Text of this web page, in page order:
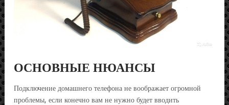
ОСНОВНЫЕ НЮАНСЫ
Подключение домашнего телефона не воображает огромной
проблемы, если конечно вам не нужно будет вводить